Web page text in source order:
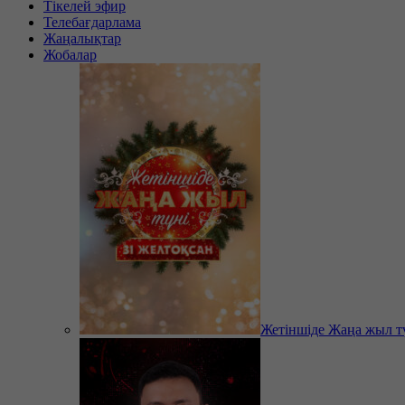
Тікелей эфир
Телебағдарлама
Жаңалықтар
Жобалар
Жетіншіде Жаңа жыл